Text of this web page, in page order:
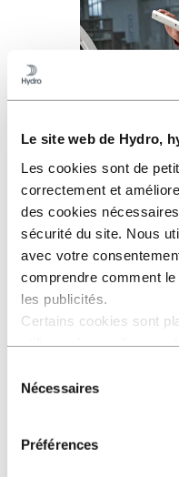
Le site web de Hydro,
Les cookies sont de
correctement et
des cookies
sécurité du site. Nous
avec votre
comprendre comment
les publicités.
Certains cookies sont
de votre utilisation de
Responsable du
Nécessaires
Préférences
StoriesbyHydro
Tous
Innovation et
Développement durable
Salariés et Carrières
Recyclage